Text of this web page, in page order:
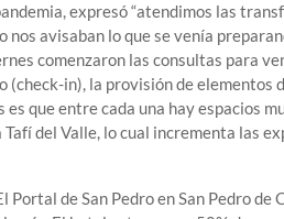
expresó “atendimos las
nos avisaban lo que se venía
comenzaron las consultas para
in), la provisión de elementos
que entre cada una hay espacios
del Valle, lo cual incrementa las
Portal de San Pedro en San Pedro